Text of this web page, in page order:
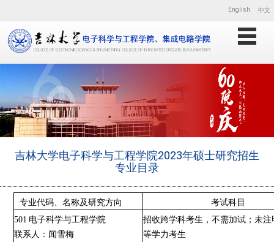
English 中文
吉林大学电子科学与工程学院2023年硕士研究招生
专业目录
专业代码、名称及研究方向
考试科目
501 电子科学与工程学院
联系人：闻雪梅
招收跨学科考生，不需加试；未
等学力考生